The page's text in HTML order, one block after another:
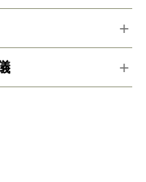
(MRI) – Canon
檢查時間，是腫瘤
數位組像系統及MR
降低噪音，提升受
(Aquilion ONE
性心臟冠狀動脈及
新型主機，擁有